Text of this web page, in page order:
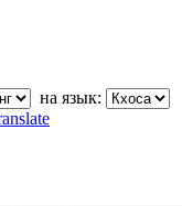
на язык: